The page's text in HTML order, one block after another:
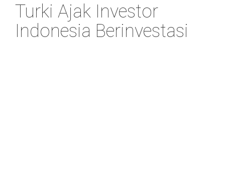
Turki Ajak Investor
Indonesia Berinvestasi